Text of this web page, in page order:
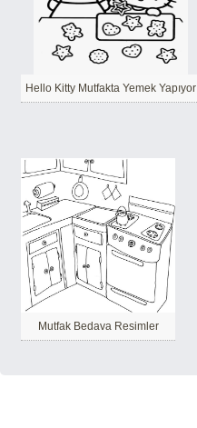
Hello Kitty Mutfakta Yemek Yapıyor
Mutfak Bedava Resimler